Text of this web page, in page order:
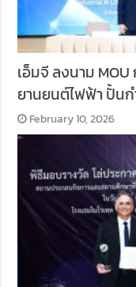
เอ็มจี ลงนาม
ยานยนต์ไฟฟ้า ปั้น
February 10, 2026